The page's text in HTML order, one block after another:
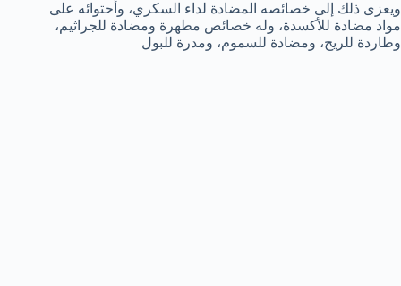
ويعزى ذلك إلى خصائصه المضادة لداء السكري، وأحتوائه على
مواد مضادة للأكسدة، وله خصائص مطهرة ومضادة للجراثيم،
وطاردة للريح، ومضادة للسموم، ومدرة للبول